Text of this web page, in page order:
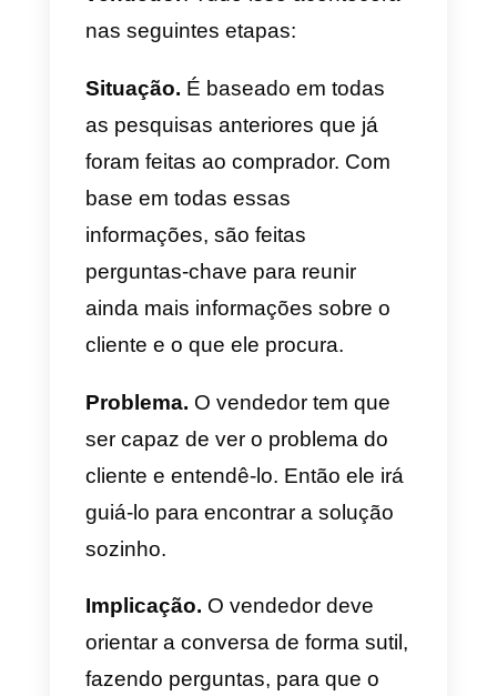
Muitas empresas optam por
ensinar a seus funcionários que
único objetivo possível no
Mesmo que isso signifique mentir
ou manipular as decisões do
cliente. Na venda consultiva, isso
não é feito para cuidar do
relacionamento com o cliente.
Quem pode voltar no futuro com
outra necessidade, procurando
possa ter. Graças à boa
experiência que você teve